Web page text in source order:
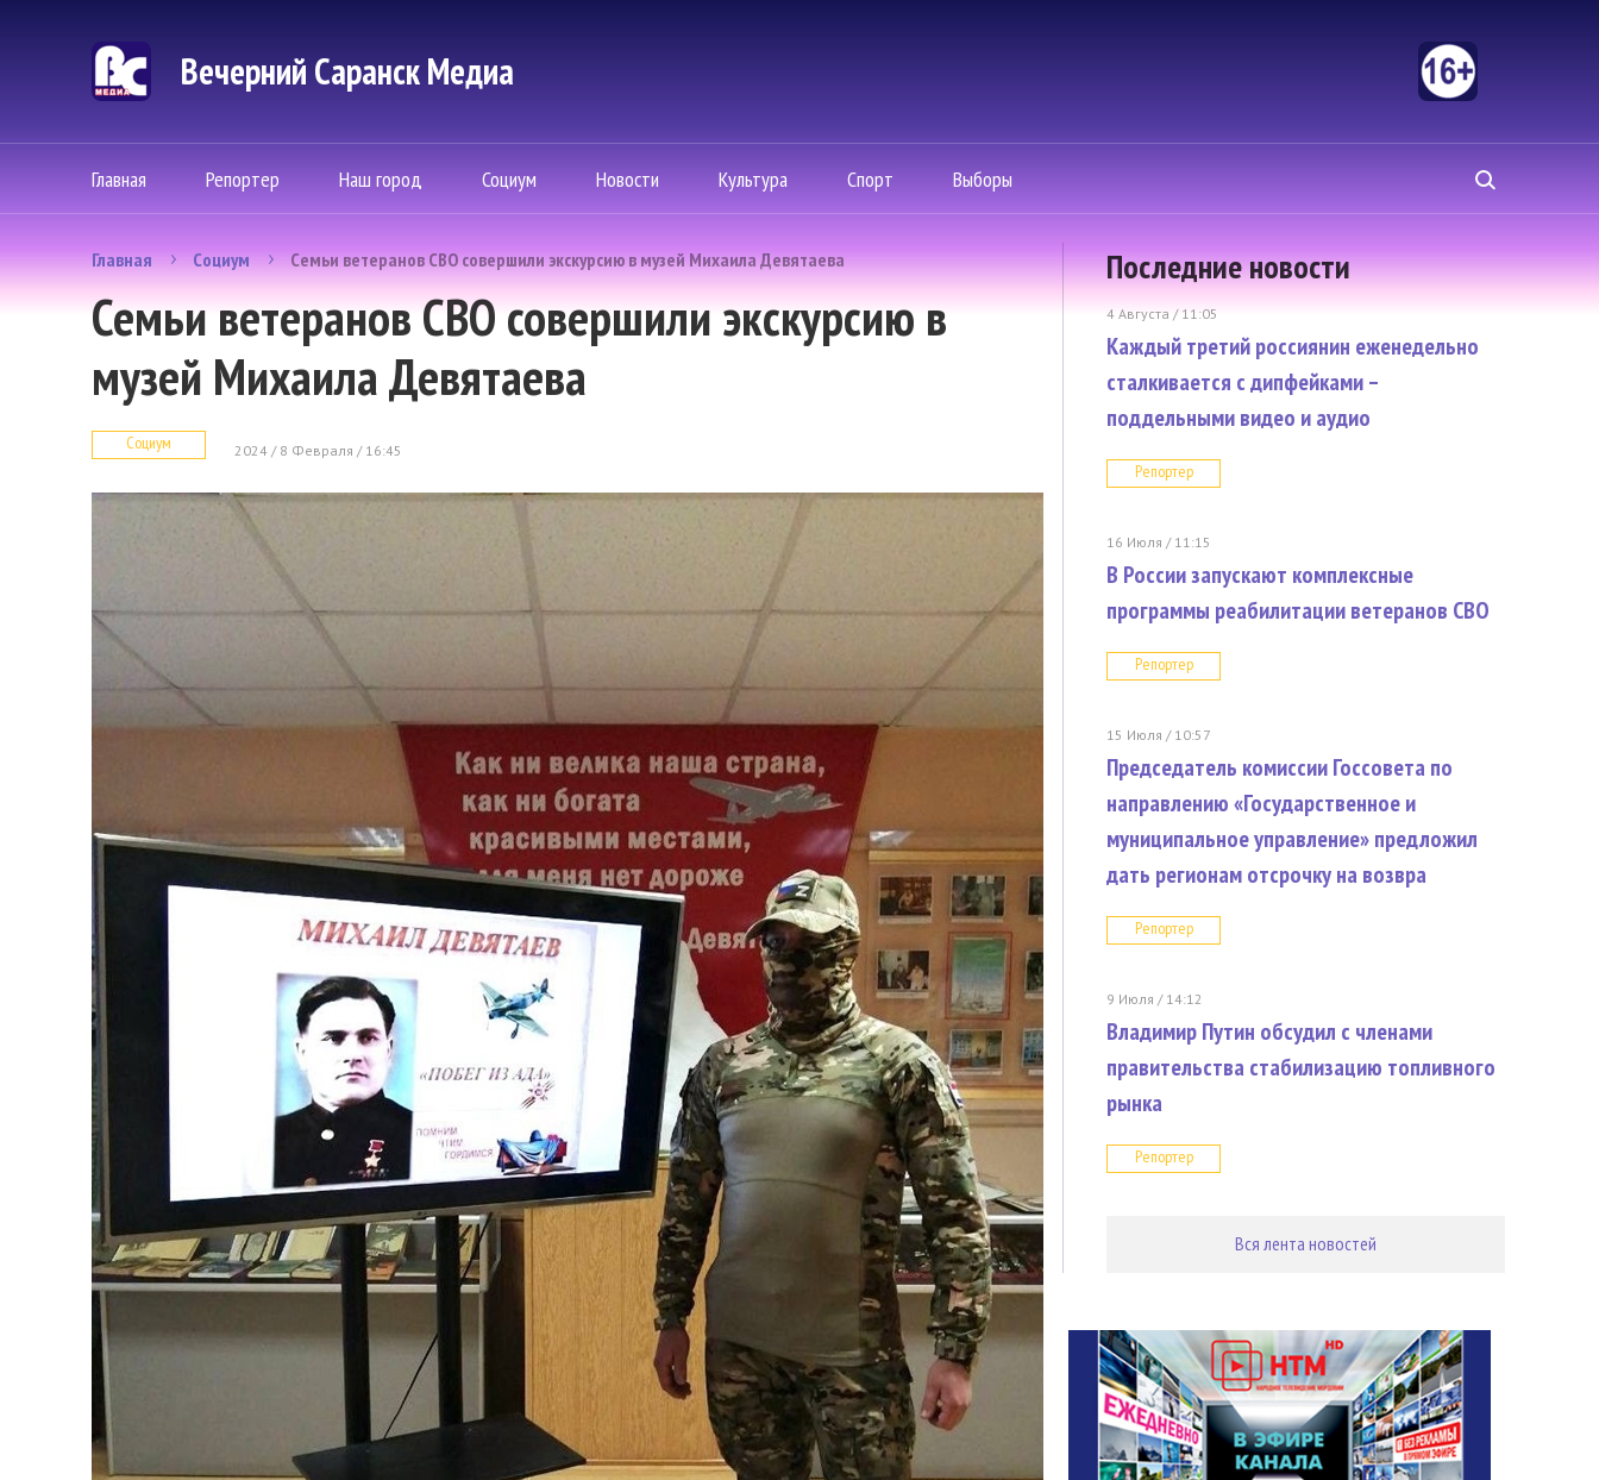
Вечерний Саранск Mедиа
Главная Репортер Наш город Социум Новости Культура Спорт Выборы
Главная Социум Семьи ветеранов СВО совершили экскурсию в музей Михаила Девятаева
Семьи ветеранов СВО совершили экскурсию в
музей Михаила Девятаева
Социум 2024 / 8 Февраля / 16:45
Последние новости
4 Августа / 11:05
Каждый третий россиянин еженедельно
сталкивается с дипфейками –
поддельными видео и аудио
Репортер
16 Июля / 11:15
В России запускают комплексные
программы реабилитации ветеранов СВО
Репортер
15 Июля / 10:57
Председатель комиссии Госсовета по
направлению «Государственное и
муниципальное управление» предложил
дать регионам отсрочку на возвра
Репортер
9 Июля / 14:12
Владимир Путин обсудил с членами
правительства стабилизацию топливного
рынка
Репортер
Вся лента новостей